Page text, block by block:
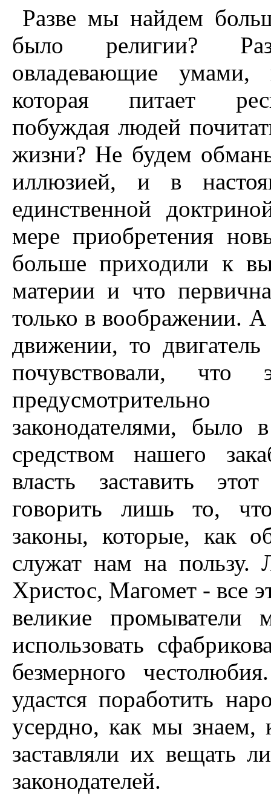
Разве мы найдем
было религии?
овладевающие умами,
которая питает
побуждая людей
жизни? Не будем
иллюзией, и в
единственной
мере приобретения
больше приходили к
материи и что
только в воображении.
движении, то
почувствовали, что
законодателями,
средством нашего
власть заставить
говорить лишь то,
законы, которые, как
служат нам на
Христос, Магомет - все
великие промыватели
использовать
безмерного
удастся поработить
усердно, как мы знаем,
заставляли их вещать
законодателей.